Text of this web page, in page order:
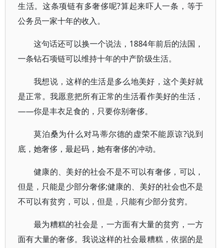
生活。这条项链有多奢侈呢?算起来吓人一条，等于
公务员一家十年的收入。
这句话还可以换一个说法，1884年前后的法国，
一条钻石项链可以维持十年的中产阶级生活。
我想说，这样的生活是多么地美好，这个美好就
是正常。我愿意把所有正常的生活看作美好的生活，
——你是丰衣足食的，只要你别奢侈。
莫泊桑为什么对马蒂尔德的虚荣不能原谅?说到
底，她奢侈，最起码，她有奢侈的冲动。
健康的、美好的社会不是不可以有奢侈，可以，
但是，只能是少部分奢侈;健康的、美好的社会也不是
不可以有贫穷，可以，但是，只能有少部分贫穷。
最为糟糕的社会是，一方面有大量的贫穷，一方
面有大量的奢侈。我说这样的社会最糟糕，依据的是